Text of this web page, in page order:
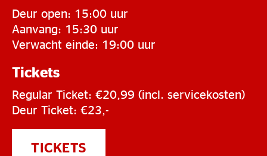
Deur open: 15:00 uur
Aanvang: 15:30 uur
Verwacht einde: 19:00 uur
Tickets
Regular Ticket: €20,99 (incl. servicekosten)
Deur Ticket: €23,-
TICKETS